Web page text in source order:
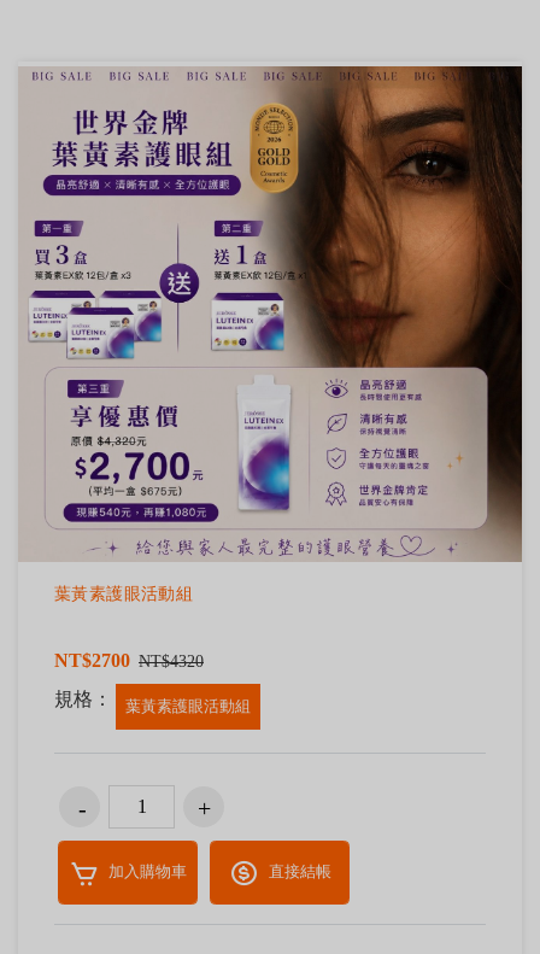
葉黃素護眼活動組
NT$2700 NT$4320
規格： 葉黃素護眼活動組
加入購物車 直接結帳